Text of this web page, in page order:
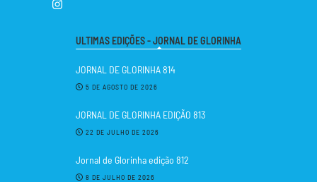
ULTIMAS EDIÇÕES - JORNAL DE GLORINHA
JORNAL DE GLORINHA 814
5 DE AGOSTO DE 2026
JORNAL DE GLORINHA EDIÇÃO 813
22 DE JULHO DE 2026
Jornal de Glorinha edição 812
8 DE JULHO DE 2026